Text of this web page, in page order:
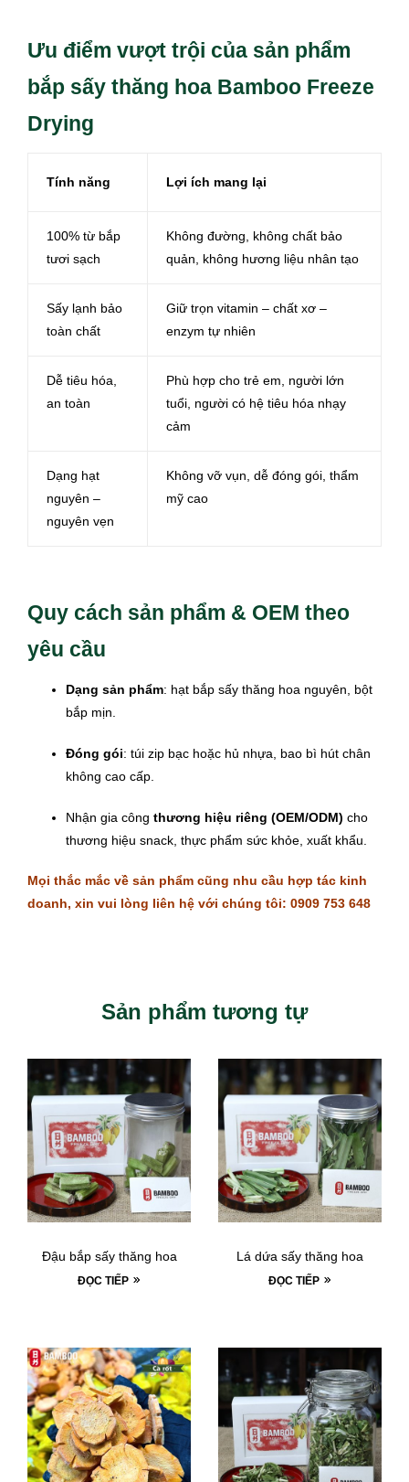
Ưu điểm vượt trội của sản phẩm
bắp sấy thăng hoa Bamboo Freeze
Drying
Tính năng Lợi ích mang lại
100% từ bắp
tươi sạch
Không đường, không chất bảo
quản, không hương liệu nhân tạo
Sấy lạnh bảo
toàn chất
Giữ trọn vitamin – chất xơ –
enzym tự nhiên
Dễ tiêu hóa,
an toàn
Phù hợp cho trẻ em, người lớn
tuổi, người có hệ tiêu hóa nhạy
cảm
Dạng hạt
nguyên –
nguyên vẹn
Không vỡ vụn, dễ đóng gói, thẩm
mỹ cao
Quy cách sản phẩm & OEM theo
yêu cầu
Dạng sản phẩm: hạt bắp sấy thăng hoa nguyên, bột
bắp mịn.
Đóng gói: túi zip bạc hoặc hủ nhựa, bao bì hút chân
không cao cấp.
Nhận gia công thương hiệu riêng (OEM/ODM) cho
thương hiệu snack, thực phẩm sức khỏe, xuất khẩu.
Mọi thắc mắc về sản phẩm cũng nhu cầu hợp tác kinh
doanh, xin vui lòng liên hệ với chúng tôi: 0909 753 648
Sản phẩm tương tự
Đậu bắp sấy thăng hoa
ĐỌC TIẾP
Lá dứa sấy thăng hoa
ĐỌC TIẾP